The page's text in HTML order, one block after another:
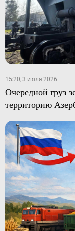
15:20, 3 июля 2026
Очередной груз
территорию